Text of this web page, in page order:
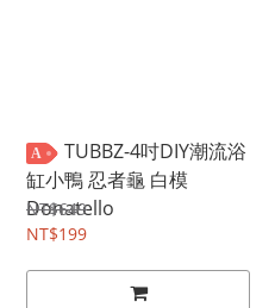
A
TUBBZ-4吋DIY潮流浴
缸小鴨 忍者龜 白模
Donatello
NT$649
NT$199